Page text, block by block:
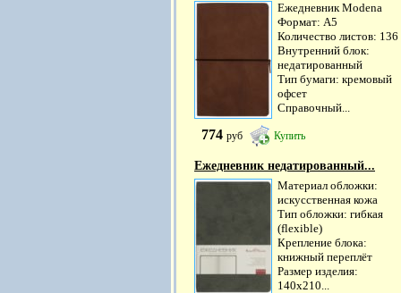
Ежедневник Modena
Формат: А5
Количество листов: 136
Внутренний блок:
недатированный
Тип бумаги: кремовый
офсет
Справочный...
774 руб Купить
Ежедневник недатированный...
Материал обложки:
искусственная кожа
Тип обложки: гибкая
(flexible)
Крепление блока:
книжный переплёт
Размер изделия:
140х210...